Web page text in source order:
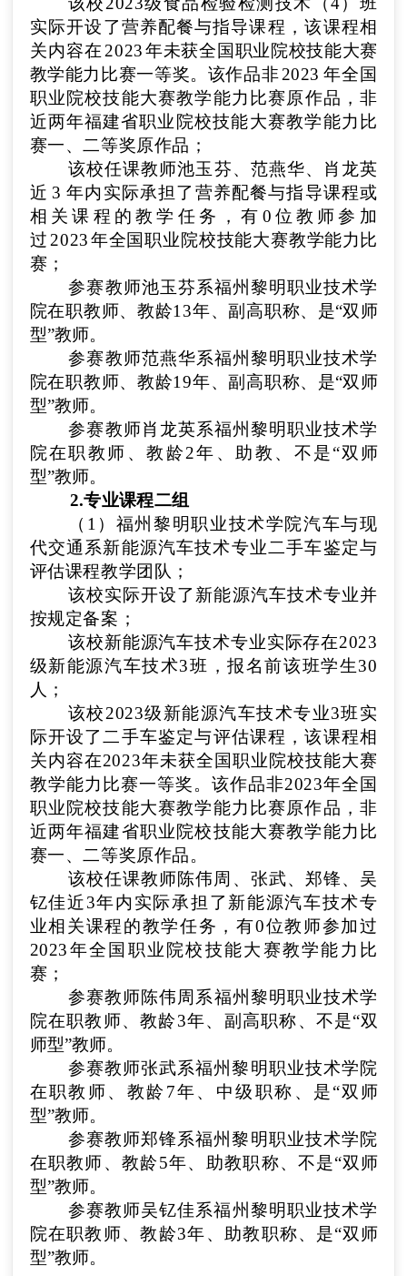
实际开设了营养配餐与指导课程，该课程相
关内容在 2023年未获全国职业院校技能大赛
教学能力比赛一等奖。该作品非2023 年全国
职业院校技能大赛教学能力比赛原作品，非
近两年福建省职业院校技能大赛教学能力比
赛一、二等奖原作品 ；
该校任课教师池玉芬、 范燕华、 肖龙英
近 3 年内实际承担了 营养配餐与指导课程或
相关课程的教学任务，有 0 位教师参加
过 2023年全国职业院校技能大赛教学能力比
赛 ；
参赛教师池玉芬系福州黎明职业技术学
院在职教师、教龄13年、副高职称、 是“双师
型”教师。
参赛教师范燕华系福州黎明职业技术学
院在职教师、教龄19年、副高职称、 是“双师
型”教师。
参赛教师肖龙英系福州黎明职业技术学
院在职教师、教龄2年、助教、不是“双师
型”教师。
2.专业课程二组
（1） 福州黎明职业技术学院汽车与现
代交通系新能源汽车技术专业二手车鉴定与
评估课程教学团队 ；
该校实际开设了 新能源汽车技术专业并
按规定备案 ；
该校新能源汽车技术专业实际存在2023
级新能源汽车技术3班 ，报名前该班学生30
人 ；
该校2023级新能源汽车技术专业3班实
际开设了二手车鉴定与评估课程，该课程相
关内容在2023年未获全国职业院校技能大赛
教学能力比赛一等奖。该作品非2023年全国
职业院校技能大赛教学能力比赛原作品，非
近两年福建省职业院校技能大赛教学能力比
赛一、二等奖原作品。
该校任课教师陈伟周、张武、郑锋、吴
钇佳近3年内实际承担了 新能源汽车技术专
业相关课程的教学任务，有0位教师参加过
2023年全国职业院校技能大赛教学能力比
赛 ；
参赛教师陈伟周 系福州黎明职业技术学
院在职教师、教龄3年、 副高职称、不是“双
师型”教师。
参赛教师张武系福州黎明职业技术学院
在职教师、教龄 7年、 中级职称 、 是“双师
型”教师。
参赛教师郑锋系福州黎明职业技术学院
在职教师、教龄5年、 助教职称、不是“双师
型”教师。
参赛教师吴钇佳系福州黎明职业技术学
院在职教师、教龄3年、 助教职称、 是“双师
型”教师。